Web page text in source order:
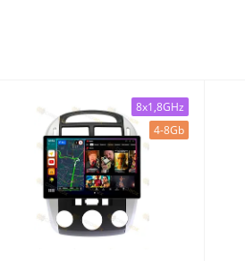
8x1,8GHz
4-8Gb